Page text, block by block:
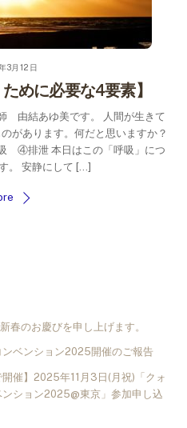
3月12日
めに必要な4要素】
由結あゆ美です。 人間が生きて
があります。何だと思いますか？
排泄 本日はこの「呼吸」につ
。 安静にして […]
春のお慶びを申し上げます。
ベンション2025開催のご報告
開催】2025年11月3日(月祝)「クォ
ション2025@東京」参加申し込